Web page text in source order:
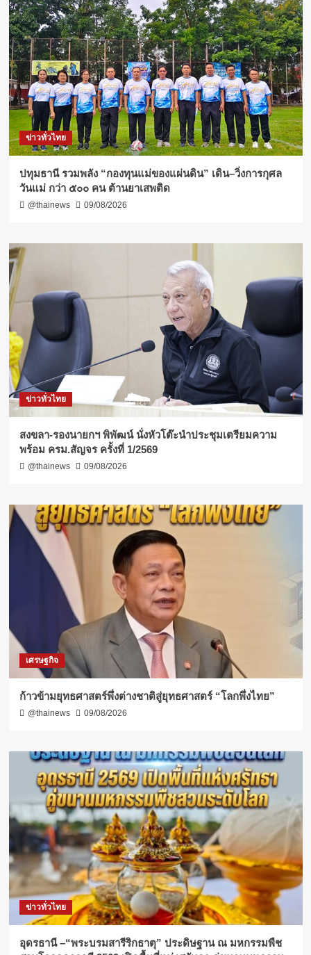
ข่าวทั่วไทย
ปทุมธานี รวมพลัง “กองทุนแม่ของแผ่นดิน” เดิน–วิ่งการกุศล
วันแม่ กว่า ๕๐๐ คน ต้านยาเสพติด
@thainews 09/08/2026
ข่าวทั่วไทย
สงขลา-รองนายกฯ พิพัฒน์ นั่งหัวโต๊ะนำประชุมเตรียมความ
พร้อม ครม.สัญจร ครั้งที่ 1/2569
@thainews 09/08/2026
เศรษฐกิจ
ก้าวข้ามยุทธศาสตร์พึ่งต่างชาติสู่ยุทธศาสตร์ “โลกพึ่งไทย”
@thainews 09/08/2026
ข่าวทั่วไทย
อุดรธานี –“พระบรมสารีริกธาตุ” ประดิษฐาน ณ มหกรรมพืช